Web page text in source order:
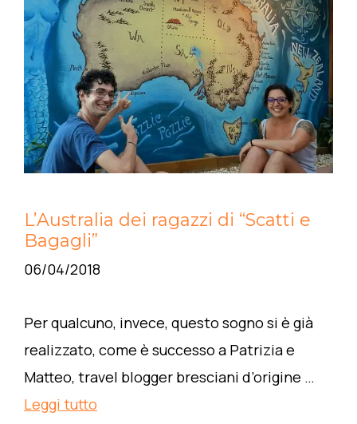
L’Australia dei ragazzi di “Scatti e
Bagagli”
06/04/2018
Per qualcuno, invece, questo sogno si è già
realizzato, come è successo a Patrizia e
Matteo, travel blogger bresciani d’origine …
Leggi tutto